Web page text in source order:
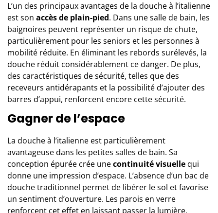
L’un des principaux avantages de la douche à l’italienne
est son accès de plain-pied. Dans une salle de bain, les
baignoires peuvent représenter un risque de chute,
particulièrement pour les seniors et les personnes à
mobilité réduite. En éliminant les rebords surélevés, la
douche réduit considérablement ce danger. De plus,
des caractéristiques de sécurité, telles que des
receveurs antidérapants et la possibilité d’ajouter des
barres d’appui, renforcent encore cette sécurité.
Gagner de l’espace
La douche à l’italienne est particulièrement
avantageuse dans les petites salles de bain. Sa
conception épurée crée unecontinuité visuelle qui
donne une impression d’espace. L’absence d’un bac de
douche traditionnel permet de libérer le sol et favorise
un sentiment d’ouverture. Les parois en verre
renforcent cet effet en laissant passer la lumière.